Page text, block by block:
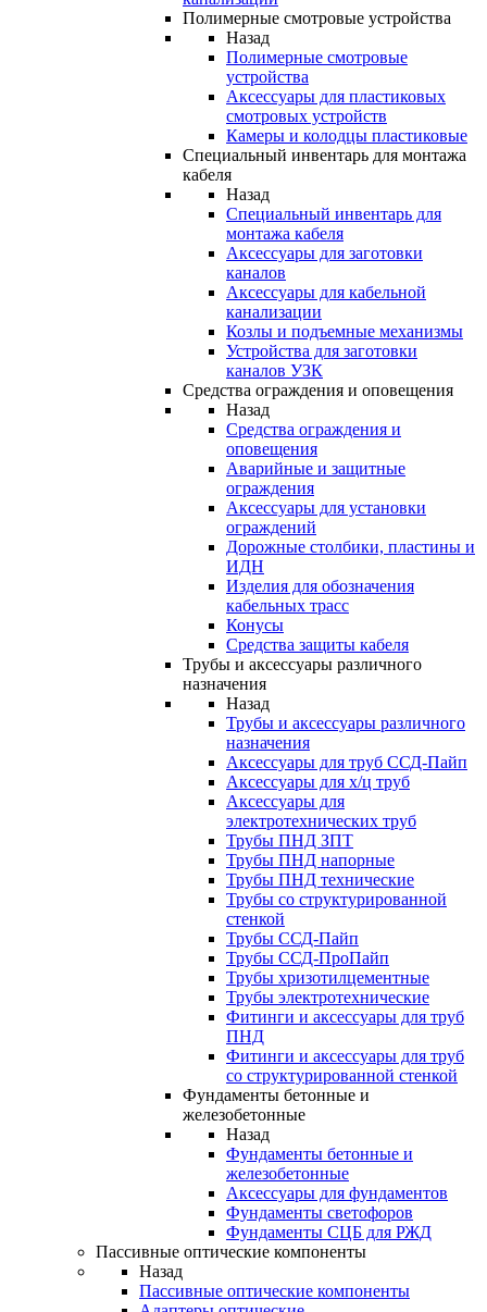
Полимерные смотровые устройства
Назад
Полимерные смотровые
устройства
Аксессуары для пластиковых
смотровых устройств
Камеры и колодцы пластиковые
Специальный инвентарь для монтажа
кабеля
Назад
Специальный инвентарь для
монтажа кабеля
Аксессуары для заготовки
каналов
Аксессуары для кабельной
канализации
Козлы и подъемные механизмы
Устройства для заготовки
каналов УЗК
Средства ограждения и оповещения
Назад
Средства ограждения и
оповещения
Аварийные и защитные
ограждения
Аксессуары для установки
ограждений
Дорожные столбики, пластины и
ИДН
Изделия для обозначения
кабельных трасс
Конусы
Средства защиты кабеля
Трубы и аксессуары различного
назначения
Назад
Трубы и аксессуары различного
назначения
Аксессуары для труб ССД-Пайп
Аксессуары для х/ц труб
Аксессуары для
электротехнических труб
Трубы ПНД ЗПТ
Трубы ПНД напорные
Трубы ПНД технические
Трубы со структурированной
стенкой
Трубы ССД-Пайп
Трубы ССД-ПроПайп
Трубы хризотилцементные
Трубы электротехнические
Фитинги и аксессуары для труб
ПНД
Фитинги и аксессуары для труб
со структурированной стенкой
Фундаменты бетонные и
железобетонные
Назад
Фундаменты бетонные и
железобетонные
Аксессуары для фундаментов
Фундаменты светофоров
Фундаменты СЦБ для РЖД
Пассивные оптические компоненты
Назад
Пассивные оптические компоненты